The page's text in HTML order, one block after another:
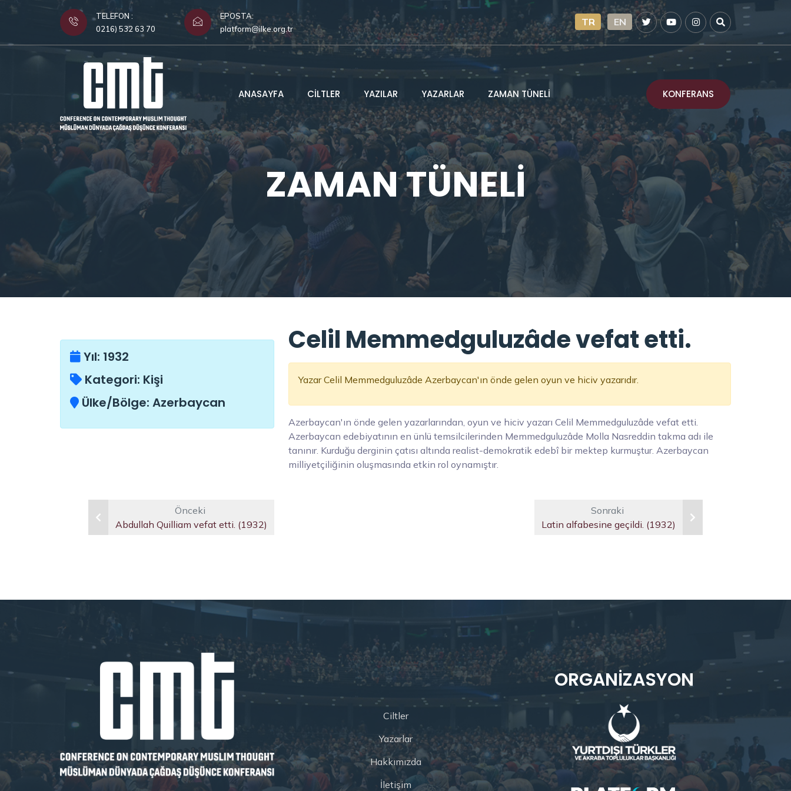
TELEFON :
0216) 532 63 70
EPOSTA:
platform@ilke.org.tr
TR EN
ANASAYFA CİLTLER YAZILAR YAZARLAR ZAMAN TÜNELİ KONFERANS
ZAMAN TÜNELİ
Yıl: 1932
Kategori: Kişi
Ülke/Bölge: Azerbaycan
Celil Memmedguluzâde vefat etti.
Yazar Celil Memmedguluzâde Azerbaycan'ın önde gelen oyun ve hiciv yazarıdır.
Azerbaycan'ın önde gelen yazarlarından, oyun ve hiciv yazarı Celil Memmedguluzâde vefat etti.
Azerbaycan edebiyatının en ünlü temsilcilerinden Memmedguluzâde Molla Nasreddin takma adı ile
tanınır. Kurduğu derginin çatısı altında realist-demokratik edebî bir mektep kurmuştur. Azerbaycan
milliyetçiliğinin oluşmasında etkin rol oynamıştır.
Önceki
Abdullah Quilliam vefat etti. (1932)
Sonraki
Latin alfabesine geçildi. (1932)
Ciltler
Yazarlar
Hakkımızda
İletişim
ORGANIZASYON